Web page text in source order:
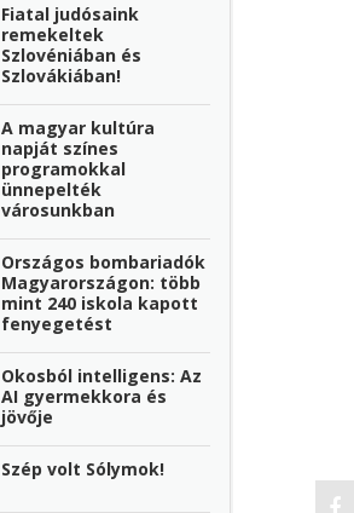
Fiatal judósaink
remekeltek
Szlovéniában és
Szlovákiában!
A magyar kultúra
napját színes
programokkal
ünnepelték
városunkban
Országos bombariadók
Magyarországon: több
mint 240 iskola kapott
fenyegetést
Okosból intelligens: Az
AI gyermekkora és
jövője
Szép volt Sólymok!